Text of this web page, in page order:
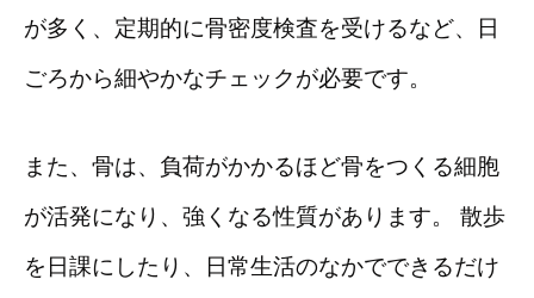
が多く、定期的に骨密度検査を受けるなど、日
ごろから細やかなチェックが必要です。
また、骨は、負荷がかかるほど骨をつくる細胞
が活発になり、強くなる性質があります。 散歩
を日課にしたり、日常生活のなかでできるだけ